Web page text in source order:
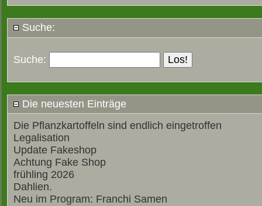
Suche:
Suche:
Die neuesten Einträge
Die Pflanzkartoffeln sind endlich eingetroffen
Legalisation
Update Fakeshop
Achtung Fake Shop
frühling 2026
Dahlien.
Neu im Program: Franchi Samen